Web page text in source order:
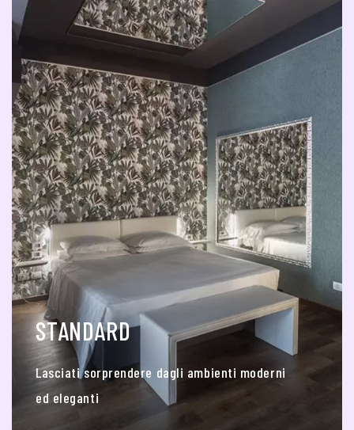
STANDARD
Lasciati sorprendere dagli ambienti moderni
ed eleganti